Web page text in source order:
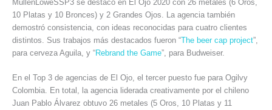
MullenLoweSSP3 se destacó en El Ojo 2020 con 26 metales (6 Oros,
10 Platas y 10 Bronces) y 2 Grandes Ojos. La agencia también
demostró consistencia, con ideas reconocidas para cuatro clientes
distintos. Sus trabajos más destacados fueron “The beer cap project”,
para cerveza Aguila, y “Rebrand the Game”, para Budweiser.
En el Top 3 de agencias de El Ojo, el tercer puesto fue para Ogilvy
Colombia. En total, la agencia liderada creativamente por el chileno
Juan Pablo Álvarez obtuvo 26 metales (5 Oros, 10 Platas y 11